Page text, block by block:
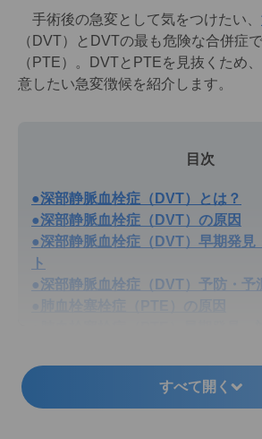
手術後の急変として気をつけたい、
（DVT）とDVTの最も危険な合併症
（PTE）。DVTとPTEを見抜くため
意したい急変徴候を紹介します。
目次
●深部静脈血栓症（DVT）とは？
●深部静脈血栓症（DVT）の原因
●深部静脈血栓症（DVT）早期発見
ト
●深部静脈血栓症（DVT）予防・予
すべて開く